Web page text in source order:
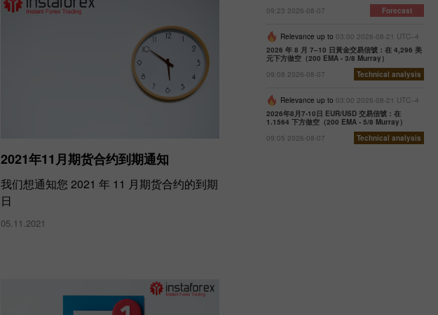
2021年11月期货合约到期通知
我们想通知您 2021 年 11 月期货合约的到期
日
05.11.2021
09:23 2026-08-07
Forecast
Relevance up to 03:00 2026-08-21 UTC--4
2026 年 8 月 7–10 日黃金交易信號：在 4,296 美
元下方做空（200 EMA - 3/8 Murray）
09:08 2026-08-07
Technical analysis
Relevance up to 03:00 2026-08-21 UTC--4
2026年8月7-10日 EUR/USD 交易信號：在
1.1564 下方做空（200 EMA - 5/8 Murray）
09:05 2026-08-07
Technical analysis